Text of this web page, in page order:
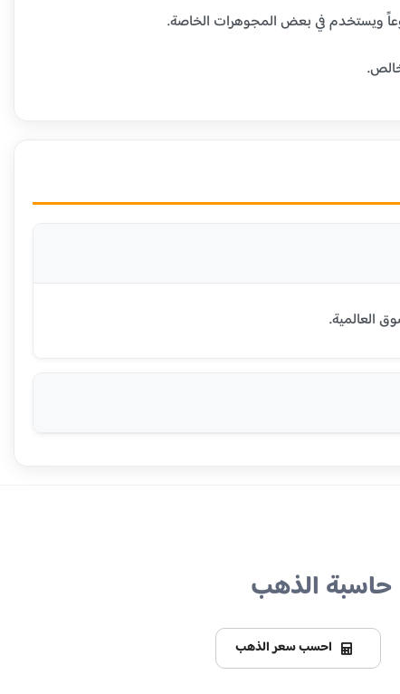
حاسبة الذهب
احسب سعر الذهب